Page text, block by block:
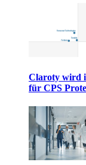
Claroty wird
für CPS